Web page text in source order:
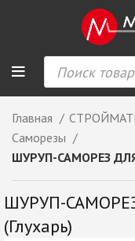
Главная
Саморезы
ШУРУП-САМОРЕЗ
ШУРУП-
(Глухарь)